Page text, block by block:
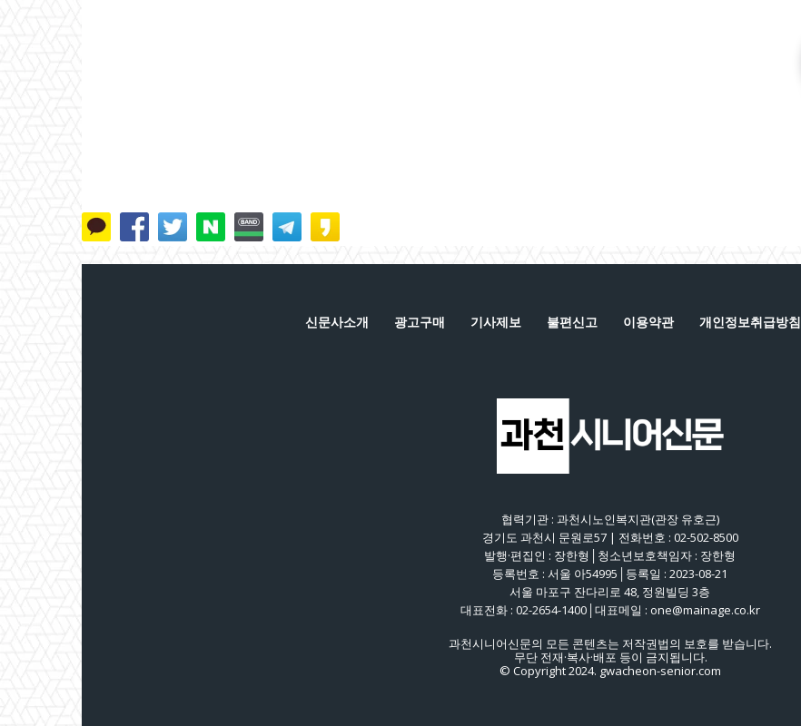
신문사소개 광고구매 기사제보 불편신고 이용약관 개인정보취급방침
협력기관 : 과천시노인복지관(관장 유호근)
경기도 과천시 문원로57 | 전화번호 : 02-502-8500
발행·편집인 : 장한형│청소년보호책임자 : 장한형
등록번호 : 서울 아54995│등록일 : 2023-08-21
서울 마포구 잔다리로 48, 정원빌딩 3층
대표전화 : 02-2654-1400│대표메일 : one@mainage.co.kr
과천시니어신문의 모든 콘텐츠는 저작권법의 보호를 받습니다.
무단 전재·복사·배포 등이 금지됩니다.
© Copyright 2024. gwacheon-senior.com